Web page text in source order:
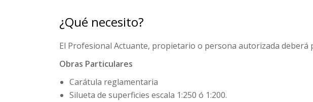
¿Qué necesito?
El Profesional Actuante, propietario o persona autorizada deberá
Obras Particulares
Carátula reglamentaria
Silueta de superficies escala 1:250 ó 1:200.